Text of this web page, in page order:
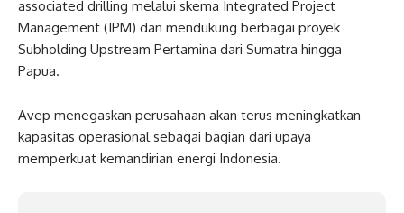
associated drilling melalui skema Integrated Project
Management (IPM) dan mendukung berbagai proyek
Subholding Upstream Pertamina dari Sumatra hingga
Papua.
Avep menegaskan perusahaan akan terus meningkatkan
kapasitas operasional sebagai bagian dari upaya
memperkuat kemandirian energi Indonesia.